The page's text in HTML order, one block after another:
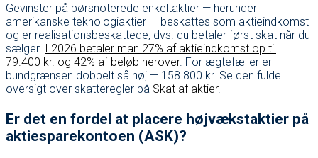
Gevinster på børsnoterede enkeltaktier — herunder
amerikanske teknologiaktier — beskattes som aktieindkomst
og er realisationsbeskattede, dvs. du betaler først skat når du
sælger. I 2026 betaler man 27% af aktieindkomst op til
79.400 kr. og 42% af beløb herover. For ægtefæller er
bundgrænsen dobbelt så høj — 158.800 kr. Se den fulde
oversigt over skatteregler på Skat af aktier.
Er det en fordel at placere højvækstaktier på
aktiesparekontoen (ASK)?